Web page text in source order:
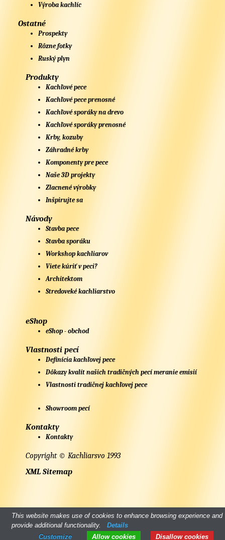
Výroba kachlíc
Ostatné
Prospekty
Rôzne fotky
Ruský plyn
Produkty
Kachľové pece
Kachľové pece prenosné
Kachľové sporáky na drevo
Kachľové sporáky prenosné
Krby, kozuby
Záhradné krby
Komponenty pre pece
Naše 3D projekty
Zlacnené výrobky
Inšpirujte sa
Návody
Stavba pece
Stavba sporáku
Workshop kachliarov
Viete kúriť v peci?
Architektom
Stredoveké kachliarstvo
eShop
eShop - obchod
Vlastnosti pecí
Definícia kachľovej pece
Dôkazy kvalít našich tradičných pecí meranie emisií
Vlastnosti tradičnej kachľovej pece
Showroom pecí
Kontakty
Kontakty
Copyright © Kachliarsvo 1993
XML Sitemap
This website makes use of cookies to enhance browsing experience and
provide additional functionality.
Details
Disallow cookies
Allow cookies
Customize